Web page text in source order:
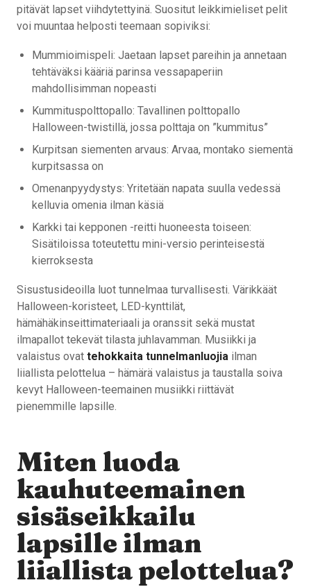
pitävät lapset viihdytettyinä. Suositut leikkimieliset pelit
voi muuntaa helposti teemaan sopiviksi:
Mummioimispeli: Jaetaan lapset pareihin ja annetaan
tehtäväksi kääriä parinsa vessapaperiin
mahdollisimman nopeasti
Kummituspolttopallo: Tavallinen polttopallo
Halloween-twistillä, jossa polttaja on ”kummitus”
Kurpitsan siementen arvaus: Arvaa, montako siementä
kurpitsassa on
Omenanpyydystys: Yritetään napata suulla vedessä
kelluvia omenia ilman käsiä
Karkki tai kepponen -reitti huoneesta toiseen:
Sisätiloissa toteutettu mini-versio perinteisestä
kierroksesta
Sisustusideoilla luot tunnelmaa turvallisesti. Värikkäät
Halloween-koristeet, LED-kynttilät,
hämähäkinseittimateriaali ja oranssit sekä mustat
ilmapallot tekevät tilasta juhlavamman. Musiikki ja
valaistus ovat tehokkaita tunnelmanluojia ilman
liiallista pelottelua – hämärä valaistus ja taustalla soiva
kevyt Halloween-teemainen musiikki riittävät
pienemmille lapsille.
Miten luoda
kauhuteemainen
sisäseikkailu
lapsille ilman
liiallista pelottelua?